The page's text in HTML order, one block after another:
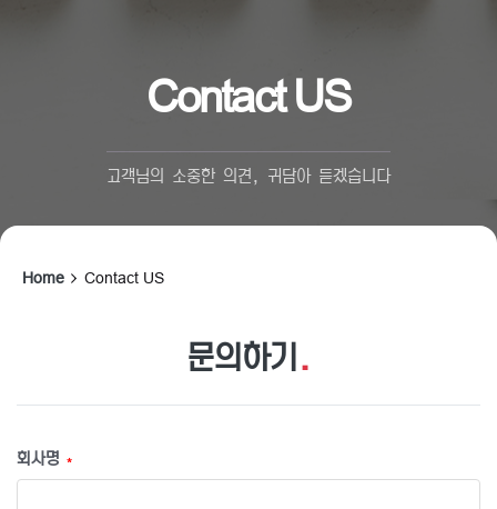
Contact US
고객님의 소중한 의견, 귀담아 듣겠습니다
Home Contact US
문의하기 .
회사명 *